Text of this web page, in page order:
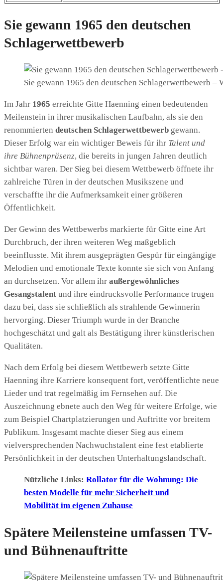
Sie gewann 1965 den deutschen
Schlagerwettbewerb
Sie gewann 1965 den deutschen Schlagerwettbewerb
Im Jahr 1965 erreichte Gitte Haenning einen bedeutenden
Meilenstein in ihrer musikalischen Laufbahn, als sie den
renommierten deutschen Schlagerwettbewerb gewann.
Dieser Erfolg war ein wichtiger Beweis für ihr Talent und
ihre Bühnenpräsenz, die bereits in jungen Jahren deutlich
sichtbar waren. Der Sieg bei diesem Wettbewerb öffnete ihr
zahlreiche Türen in der deutschen Musikszene und
verschaffte ihr die Aufmerksamkeit einer größeren
Öffentlichkeit.
Der Gewinn des Wettbewerbs markierte für Gitte eine Art
Durchbruch, der ihren weiteren Weg maßgeblich
beeinflusste. Mit ihrem ausgeprägten Gespür für eingängige
Melodien und emotionale Texte konnte sie sich von Anfang
an durchsetzen. Vor allem ihr außergewöhnliches
Gesangstalent und ihre eindrucksvolle Performance trugen
dazu bei, dass sie schließlich als strahlende Gewinnerin
hervorging. Dieser Triumph wurde in der Branche
hochgeschätzt und galt als Bestätigung ihrer künstlerischen
Qualitäten.
Nach dem Erfolg bei diesem Wettbewerb setzte Gitte
Haenning ihre Karriere konsequent fort, veröffentlichte neue
Lieder und trat regelmäßig im Fernsehen auf. Die
Auszeichnung ebnete auch den Weg für weitere Erfolge, wie
zum Beispiel Chartplatzierungen und Auftritte vor breitem
Publikum. Insgesamt machte dieser Sieg aus einem
vielversprechenden Nachwuchstalent eine fest etablierte
Persönlichkeit in der deutschen Unterhaltungslandschaft.
Nützliche Links: Rollator für die Wohnung: Die
besten Modelle für mehr Sicherheit und
Mobilität im eigenen Zuhause
Spätere Meilensteine umfassen TV-
und Bühnenauftritte